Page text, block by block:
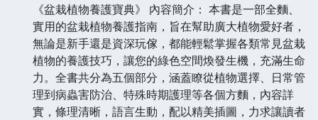
《盆栽植物養護寶典》 內容簡介： 本書是一部全麵、
實用的盆栽植物養護指南，旨在幫助廣大植物愛好者，
無論是新手還是資深玩傢，都能輕鬆掌握各類常見盆栽
植物的養護技巧，讓您的綠色空間煥發生機，充滿生命
力。全書共分為五個部分，涵蓋瞭從植物選擇、日常管
理到病蟲害防治、特殊時期護理等各個方麵，內容詳
實，條理清晰，語言生動，配以精美插圖，力求讓讀者